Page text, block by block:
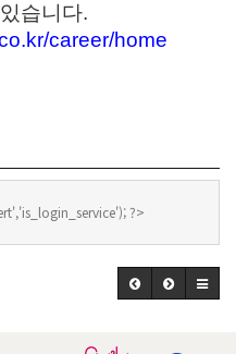
습니다.
career/home
?>